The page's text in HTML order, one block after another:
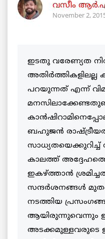
വസീം
November 2,
ഇടതു വരേണ്യത
അതിര്‍ത്തികളിലല്ല
പറയുന്നത് എന്ന്
ബഹുജന്‍
കാലത്ത്
ഇകഴ്ത്താന്‍
സന്ദര്‍ശനങ്ങള്‍
നടത്തിയ
അടക്കമുള്ളവരുടെ